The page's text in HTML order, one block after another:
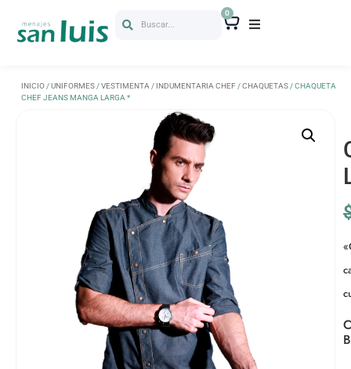
Buscar...
0
INICIO /UNIFORMES /VESTIMENTA / INDUMENTARIA CHEF /CHAQUETAS / CHAQUETA
CHEF JEANS MANGA LARGA *